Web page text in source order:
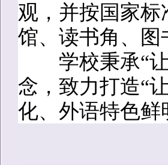
观，并按国家
馆、读书角、
学校秉承“让
念，致力打造“
化、外语特色鲜